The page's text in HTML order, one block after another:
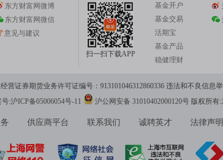
东方财富网微博
东方财富网微信
意见与建议
扫一扫下载APP
基金开户
基金交易
活期宝
基金产品
稳健理财
营证券期货业务许可证编号：913101046312860336 违法和不良信息举
:沪ICP备05006054号-11 沪公网安备 31010402000120号版权所有:
供应商平台 联系我们 诚聘英才 法律声明